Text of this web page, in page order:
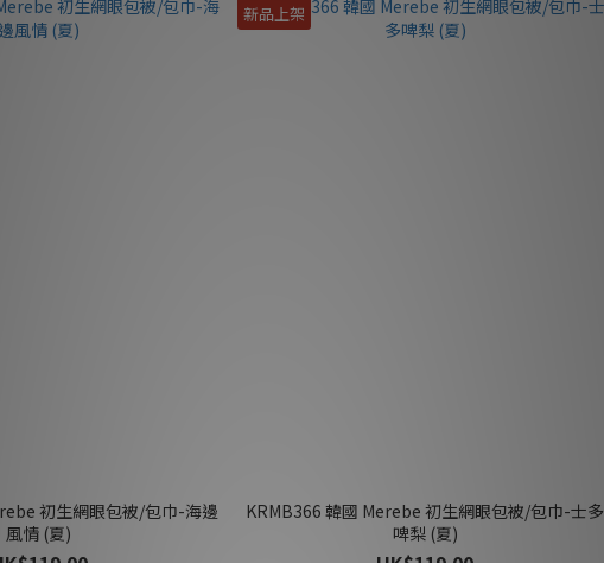
初生網眼包被/包巾-海邊
風情 (夏)
新品上架
KRMB366 韓國 Merebe 初生網眼包被/包巾-士多
啤梨 (夏)